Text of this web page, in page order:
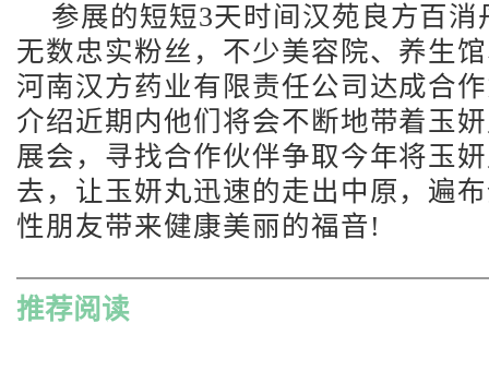
参展的短短3天时间汉苑良方百
无数忠实粉丝，不少美容院、养生
河南汉方药业有限责任公司达成合
介绍近期内他们将会不断地带着玉
展会，寻找合作伙伴争取今年将玉
去，让玉妍丸迅速的走出中原，遍
性朋友带来健康美丽的福音!
推荐阅读